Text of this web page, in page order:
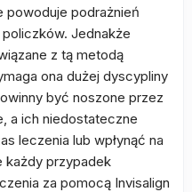
powoduje podrażnień
Jednakże
z tą metodą
ona dużej dyscypliny
być noszone przez
a ich niedostateczne
leczenia lub wpłynąć na
każdy przypadek
za pomocą Invisalign